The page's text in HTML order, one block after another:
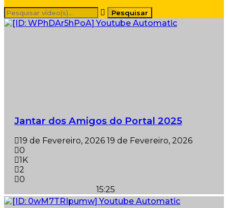
15:25
Jantar dos Amigos do Portal 2025
19 de Fevereiro, 2026 19 de Fevereiro, 2026
0
1K
2
0